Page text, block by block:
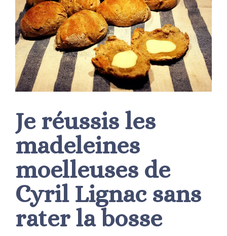
Je réussis les
madeleines
moelleuses de
Cyril Lignac sans
rater la bosse